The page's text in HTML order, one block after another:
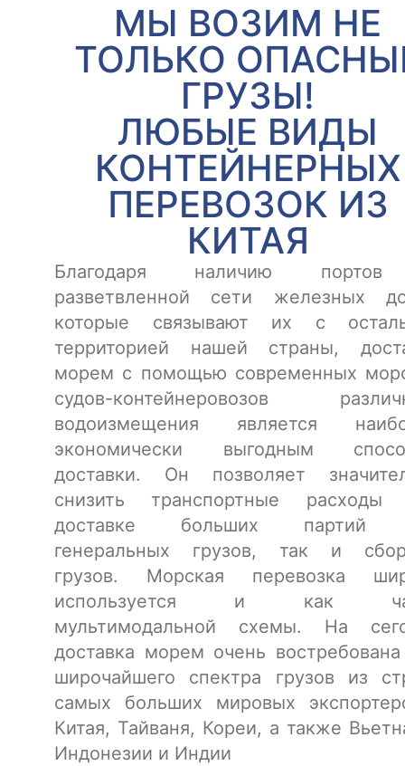
МЫ ВОЗИМ НЕ
ТОЛЬКО
ГРУЗЫ!
ЛЮБЫЕ ВИДЫ
КОНТЕЙНЕРНЫХ
ПЕРЕВОЗОК ИЗ
КИТАЯ
Благодаря наличию
разветвленной сети железных
которые связывают их с
территорией нашей страны,
морем с помощью современных
судов-контейнеровозов
водоизмещения является
экономически выгодным
доставки. Он позволяет
снизить транспортные расходы
доставке больших партий
генеральных грузов, так и
грузов. Морская перевозка
используется и как
мультимодальной схемы. На
доставка морем очень
широчайшего спектра грузов из
самых больших мировых
Китая, Тайваня, Кореи, а также
Индонезии и Индии